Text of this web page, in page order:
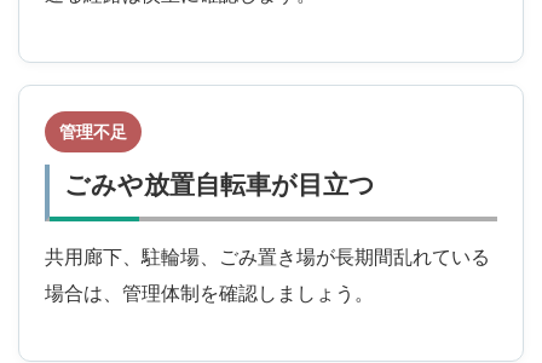
管理不足
ごみや放置自転車が目立つ
共用廊下、駐輪場、ごみ置き場が長期間乱れている
場合は、管理体制を確認しましょう。